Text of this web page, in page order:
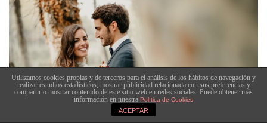
Utilizamos cookies propias y de terceros para el análisis de los hábitos de navegación y
realizar estudios estadísticos, mostrar publicidad relacionada con sus preferencias y
compartir o mostrar contenido de este sitio web en redes sociales. Puede obtener más
información en nuestra Política de Cookies
ACEPTAR